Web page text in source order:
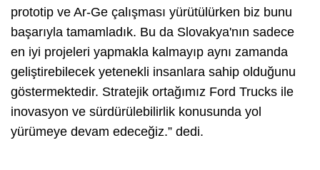
prototip ve Ar-Ge çalışması yürütülürken biz bunu
başarıyla tamamladık. Bu da Slovakya'nın sadece
en iyi projeleri yapmakla kalmayıp aynı zamanda
geliştirebilecek yetenekli insanlara sahip olduğunu
göstermektedir. Stratejik ortağımız Ford Trucks ile
inovasyon ve sürdürülebilirlik konusunda yol
yürümeye devam edeceğiz.” dedi.